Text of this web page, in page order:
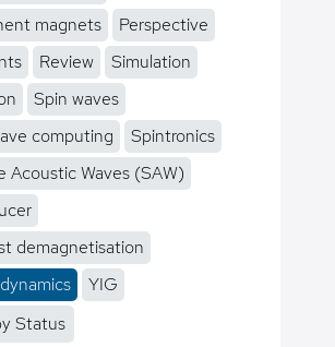
magnets
Perspective
Review
Simulation
Spin waves
computing
Spintronics
Acoustic Waves (SAW)
demagnetisation
YIG
Status